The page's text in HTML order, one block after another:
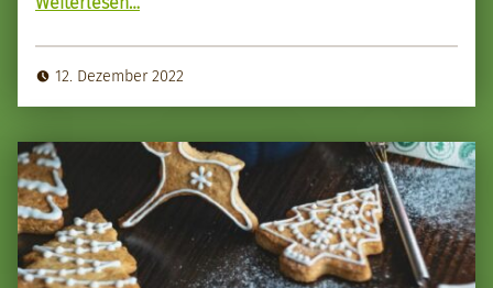
12. Dezember 2022